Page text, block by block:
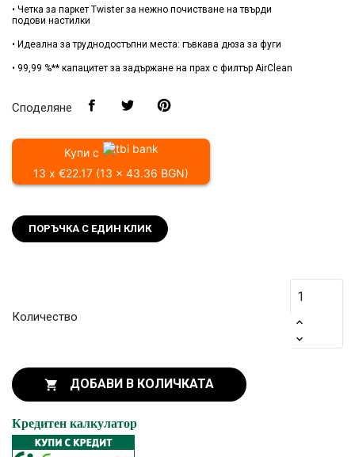
• Четка за паркет Twister за нежно почистване на твърди
подови настилки
• Идеална за труднодостъпни места: гъвкава дюза за фуги
• 99,99 %** капацитет за задържане на прах с филтър AirClean
Споделяне
Купи с
13 x €22.17 (13 x 43.36 BGN)
ПОРЪЧКА С ЕДИН КЛИК
Количество
 ДОБАВИ В КОЛИЧКАТА
Кредитен калкулатор